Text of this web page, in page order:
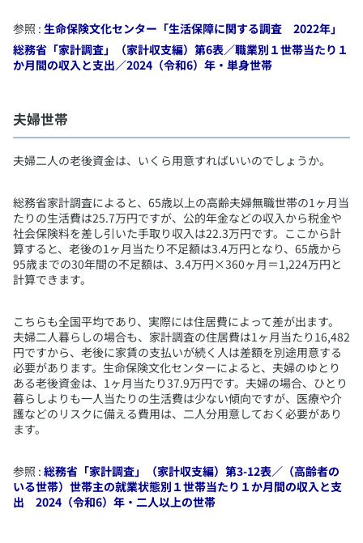
参照 : 生命保険文化センター「生活保障に関する調査 2022年」
総務省「家計調査」（家計収支編）第6表／職業別１世帯当たり１
か月間の収入と支出／2024（令和6）年・単身世帯
​夫婦世帯
​夫婦二人の老後資金は、いくら用意すればいいのでしょうか。
総務省家計調査によると、65歳以上の高齢夫婦無職世帯の1ヶ月当
たりの生活費は25.7万円ですが、公的年金などの収入から税金や
社会保険料を差し引いた手取り収入は22.3万円です。ここから計
算すると、老後の1ヶ月当たり不足額は3.4万円となり、65歳から
95歳までの30年間の不足額は、3.4万円×360ヶ月＝1,224万円と
計算できます。
こちらも全国平均であり、実際には住居費によって差が出ます。
夫婦二人暮らしの場合も、家計調査の住居費は1ヶ月当たり16,482
円ですから、老後に家賃の支払いが続く人は差額を別途用意する
必要があります。生命保険文化センターによると、夫婦のゆとり
ある老後資金は、1ヶ月当たり37.9万円です。夫婦の場合、ひとり
暮らしよりも一人当たりの生活費は少ない傾向ですが、医療や介
護などのリスクに備える費用は、二人分用意しておく必要があり
ます。
参照 : 総務省「家計調査」（家計収支編）第3-12表／（高齢者の
いる世帯）世帯主の就業状態別１世帯当たり１か月間の収入と支
出 2024（令和6）年・二人以上の世帯